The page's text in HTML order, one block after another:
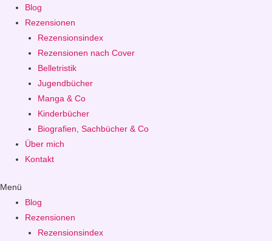
Blog
Rezensionen
Rezensionsindex
Rezensionen nach Cover
Belletristik
Jugendbücher
Manga & Co
Kinderbücher
Biografien, Sachbücher & Co
Über mich
Kontakt
Menü
Blog
Rezensionen
Rezensionsindex